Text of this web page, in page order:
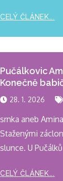
CELÝ ČLÁNEK...
Pučálkovic
Konečně
28. 1. 2026
srnka aneb
Staženými
slunce. U
CELÝ ČLÁNEK...